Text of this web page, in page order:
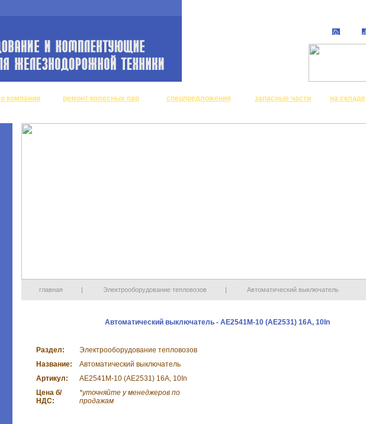
о компании ремонт колесных пар спецпредложения запасные части на складе
главная | Электрооборудование тепловозов | Автоматический выключатель
Автоматический выключатель - АЕ2541М-10 (АЕ2531) 16А, 10In
Раздел:
Электрооборудование тепловозов
Название:
Автоматический выключатель
Артикул:
АЕ2541М-10 (АЕ2531) 16А, 10In
Цена б/
НДС:
*уточняйте у менеджеров по
продажам